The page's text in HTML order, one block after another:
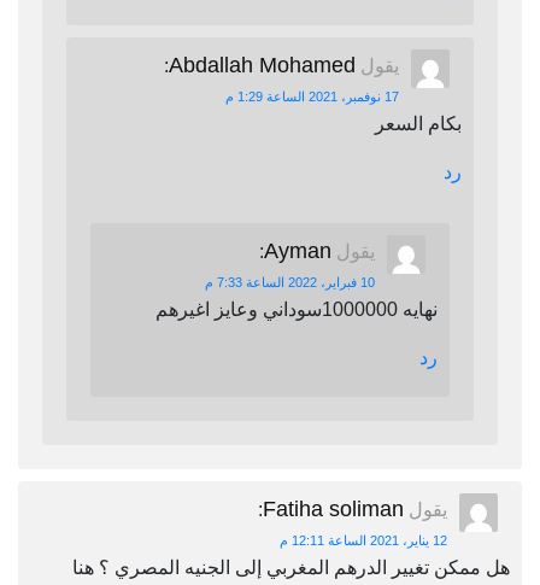
يقول Abdallah Mohamed
:
17 نوفمبر، 2021 الساعة 1:29 م
بكام السعر
رد
يقول Ayman
:
10 فبراير، 2022 الساعة 7:33 م
نهايه 1000000سوداني وعايز اغيرهم
رد
يقول Fatiha soliman
:
12 يناير، 2021 الساعة 12:11 م
هل ممكن تغيير الدرهم المغربي إلى الجنيه المصري ؟ هنا